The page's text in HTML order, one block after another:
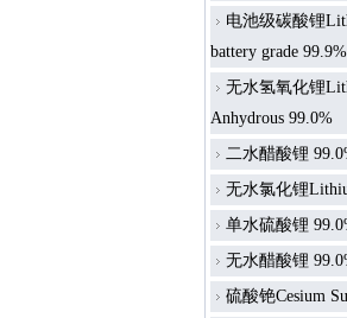
电池级碳酸锂
battery grade 99.9%
无水氢氧化锂
Anhydrous 99.0%
二水醋酸锂
无水氯化锂
单水硫酸锂
无水醋酸锂
硫酸铯Cesium